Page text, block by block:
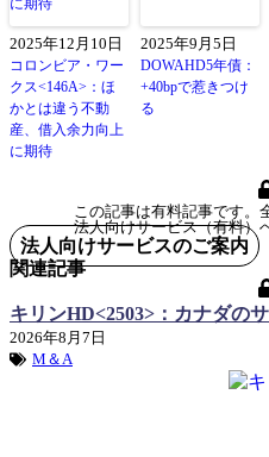
2025年12月10日
コロンビア・ワー
クス<146A>：ほ
かとは違う不動
産、借入余力向上
に期待
2025年9月5日
DOWAHD5年債：
+40bpで惹きつけ
る
この記事は有料記事です。
法人向けサービス（有料）
法人向けサービスのご案内
関連記事
キリンHD<2503>：カナダの
2026年8月7日
M＆A